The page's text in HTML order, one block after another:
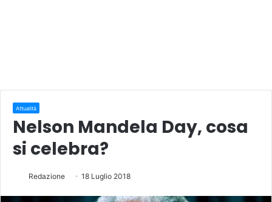
Attualità
Nelson Mandela Day, cosa
si celebra?
Redazione 18 Luglio 2018